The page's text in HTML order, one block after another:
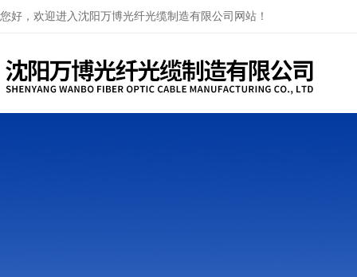
您好，欢迎进入沈阳万博光纤光缆制造有限公司网站！